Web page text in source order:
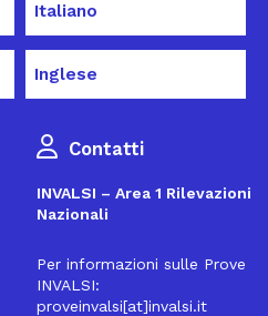
Italiano
Inglese
Contatti
INVALSI – Area 1 Rilevazioni
Nazionali
Per informazioni sulle Prove
INVALSI:
proveinvalsi[at]invalsi.it